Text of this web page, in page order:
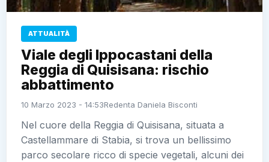
ATTUALITÀ
Viale degli Ippocastani della
Reggia di Quisisana: rischio
abbattimento
10 Marzo 2023 - 14:53Redenta Daniela Bisconti
Nel cuore della Reggia di Quisisana, situata a
Castellammare di Stabia, si trova un bellissimo
parco secolare ricco di specie vegetali, alcuni dei